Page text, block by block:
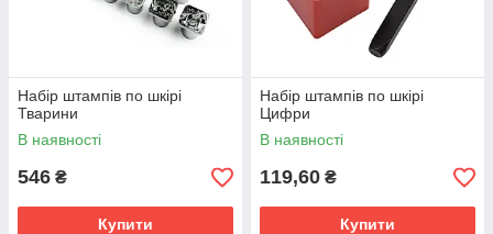
Набір штампів по шкірі
Тварини
В наявності
546 ₴
Купити
Набір штампів по шкірі
Цифри
В наявності
119,60 ₴
Купити